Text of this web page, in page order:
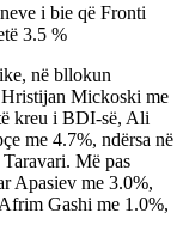
i bie që Fronti
3.5 %
në bllokun
Mickoski me
kreu i BDI-së, Ali
me 4.7%, ndërsa në
Më pas
Apasiev me 3.0%,
Gashi me 1.0%,